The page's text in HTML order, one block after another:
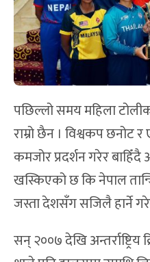
पछिल्लो समय महिला टोलीको
राम्रो छैन । विश्वकप छनोट
कमजोर प्रदर्शन गरेर
खस्किएको छ कि नेपाल
जस्ता देशसँग सजिलै हार्ने
सन् २००७ देखि